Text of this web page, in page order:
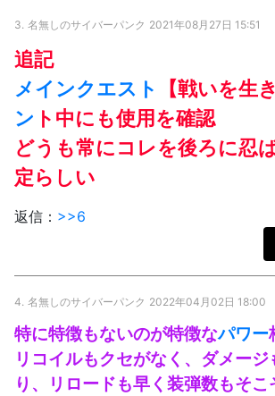
3. 名無しのサイバーパンク 2021年08月27日 15:51
追記
メインクエスト
【戦いを生
ン ト中にも使用を確認
どうも常にコレを後ろに忍
定らしい
返信： >>6
4. 名無しのサイバーパンク 2022年04月02日 18:00
特に特徴もないのが特徴なパワー
リコイルもクセがなく、ダメー
り、リロードも早く装弾数もそ